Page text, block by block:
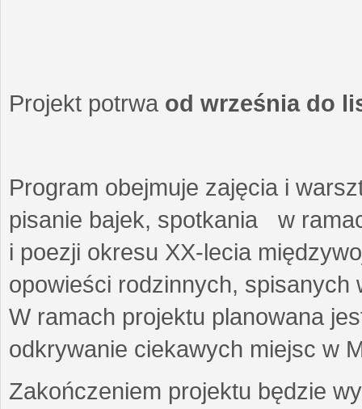
Projekt potrwa od września do
Program obejmuje zajęcia i
pisanie bajek, spotkania w
i poezji okresu XX-lecia
opowieści rodzinnych,
W ramach projektu planowana
odkrywanie ciekawych miejsc w
Zakończeniem projektu będzie